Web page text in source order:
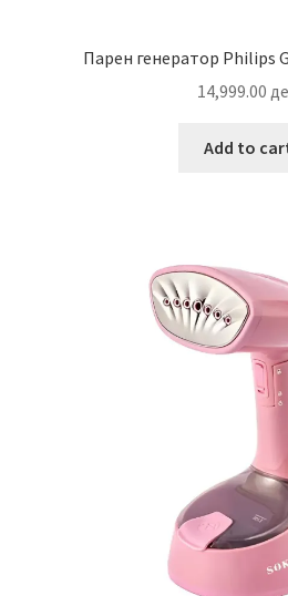
Парен генератор Philips
14,999.00
Add to